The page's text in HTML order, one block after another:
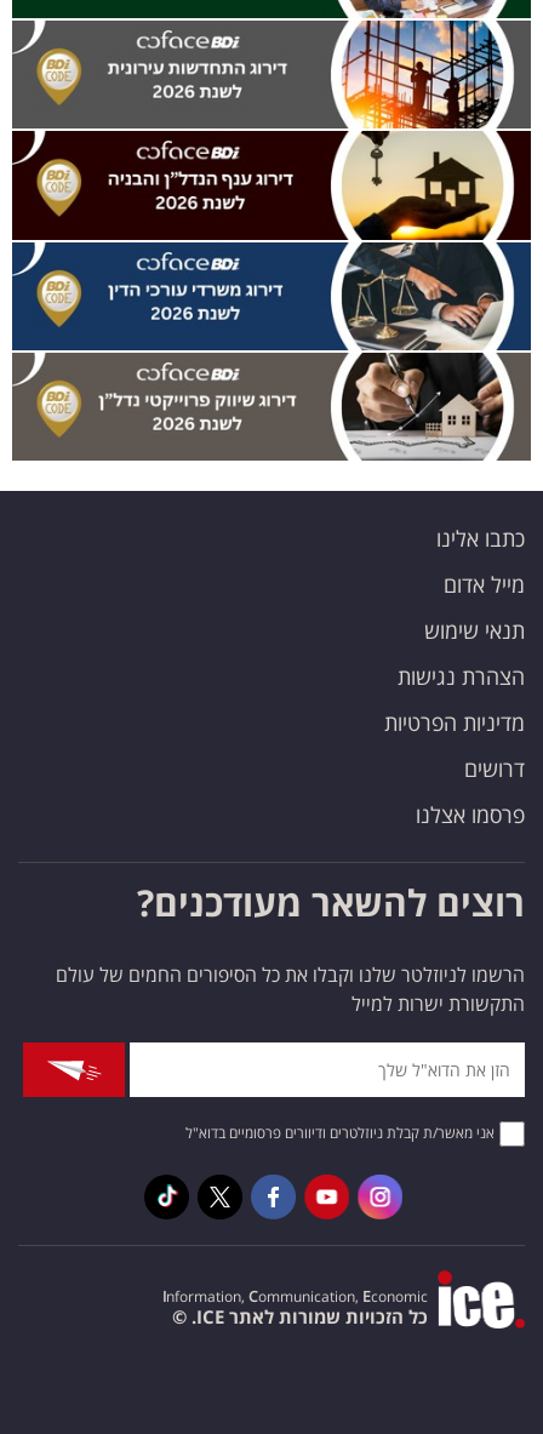
כתבו אלינו
מייל אדום
תנאי שימוש
הצהרת נגישות
מדיניות הפרטיות
דרושים
פרסמו אצלנו
רוצים להשאר מעודכנים?
הרשמו לניוזלטר שלנו וקבלו את כל הסיפורים החמים של עולם
התקשורת ישרות למייל
אני מאשר/ת קבלת ניוזלטרים ודיוורים פרסומיים בדוא"ל
Information, Communication, Economic
כל הזכויות שמורות לאתר ICE. ©